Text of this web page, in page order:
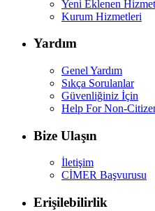
Yeni Eklenen
Kurum Hizmetleri
Yardım
Genel Yardım
Sıkça Sorulanlar
Güvenliğiniz İçin
Help For Non-
Bize Ulaşın
İletişim
CİMER Başvurusu
Erişilebilirlik